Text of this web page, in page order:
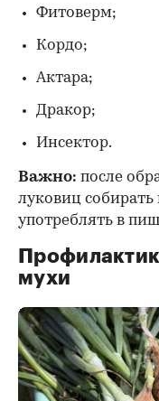
Фитоверм;
Кордо;
Актара;
Дракор;
Инсектор.
Важно: после
луковиц собирать
употреблять в
мухи